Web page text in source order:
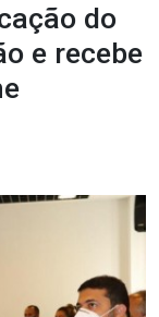
do
e recebe